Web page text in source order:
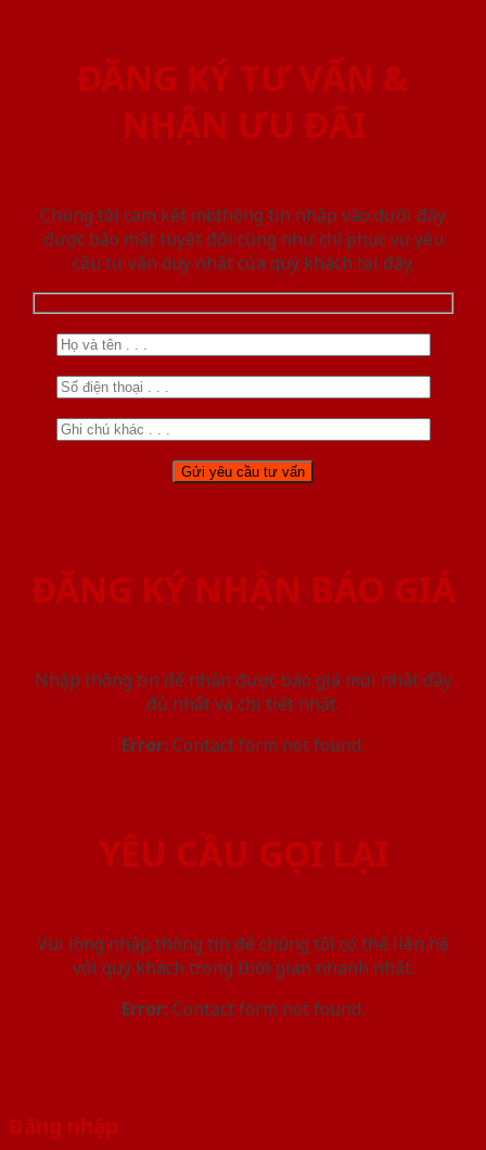
ĐĂNG KÝ TƯ VẤN &
NHẬN ƯU ĐÃI
Chúng tôi cam kết mọi thông tin nhập vào dưới đây
được bảo mật tuyệt đối cũng như chỉ phục vụ yêu
cầu tư vấn duy nhất của quý khách tại đây.
ĐĂNG KÝ NHẬN BÁO GIÁ
Nhập thông tin để nhận được báo giá mới nhât đầy
đủ nhất và chi tiết nhất.
Error:Contact form not found.
YÊU CẦU GỌI LẠI
Vui lòng nhập thông tin để chúng tôi có thể liên hệ
với quý khách trong thời gian nhanh nhất.
Error:Contact form not found.
Đăng nhập